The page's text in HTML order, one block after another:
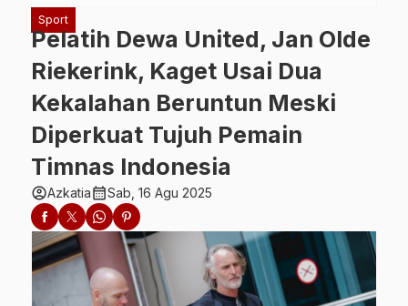
Sport
Pelatih Dewa United, Jan Olde
Riekerink, Kaget Usai Dua
Kekalahan Beruntun Meski
Diperkuat Tujuh Pemain
Timnas Indonesia
account_circleAzkatiacalendar_monthSab, 16 Agu 2025